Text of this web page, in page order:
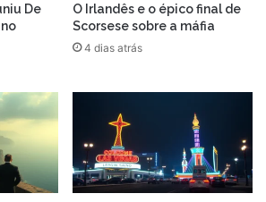
De
O Irlandês e o épico final de
Scorsese sobre a máfia
4 dias atrás